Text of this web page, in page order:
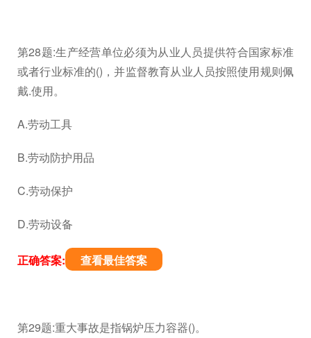
第28题:生产经营单位必须为从业人员提供符合国家标准
或者行业标准的()，并监督教育从业人员按照使用规则佩
戴.使用。
A.劳动工具
B.劳动防护用品
C.劳动保护
D.劳动设备
正确答案: 查看最佳答案
第29题:重大事故是指锅炉压力容器()。